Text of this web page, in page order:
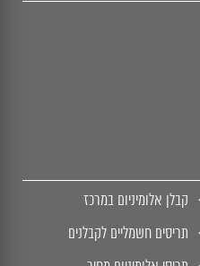
קבלן אלומיניום במרכז
תריסים חשמליים לקבלנים